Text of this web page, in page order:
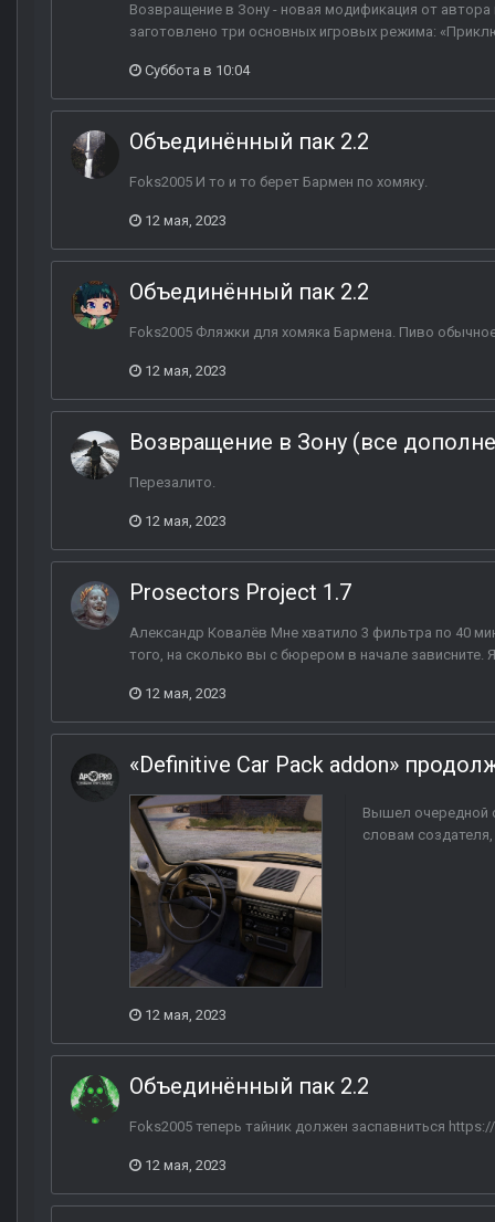
Возвращение в Зону - новая модификация от
заготовлено три основных игровых режима:
Суббота в 10:04
Объединённый пак 2.2
Foks2005 И то и то берет Бармен по хомяку.
12 мая, 2023
Объединённый пак 2.2
Foks2005 Фляжки для хомяка Бармена. Пиво
12 мая, 2023
Возвращение в Зону (все
Перезалито.
12 мая, 2023
Prosectors Project 1.7
Александр Ковалёв Мне хватило 3 фильтра по 40
того, на сколько вы с бюрером в начале
12 мая, 2023
«Definitive Car Pack addon»
Вышел очередной
словам
12 мая, 2023
Объединённый пак 2.2
Foks2005 теперь тайник должен заспавниться
12 мая, 2023